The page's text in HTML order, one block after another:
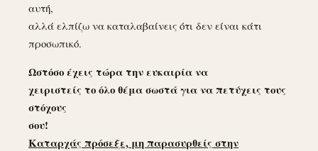
αυτή,
αλλά ελπίζω να καταλαβαίνεις ότι δεν είναι κάτι
προσωπικό.
Ωστόσο έχεις τώρα την ευκαιρία να
χειριστείς το όλο θέμα σωστά για να πετύχεις τους
στόχους
σου!
Καταρχάς πρόσεξε, μη παρασυρθείς στην